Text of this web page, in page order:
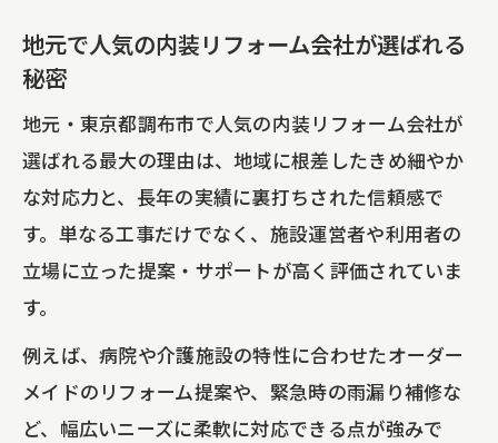
地元で人気の内装リフォーム会社が選ばれる
秘密
地元・東京都調布市で人気の内装リフォーム会社が
選ばれる最大の理由は、地域に根差したきめ細やか
な対応力と、長年の実績に裏打ちされた信頼感で
す。単なる工事だけでなく、施設運営者や利用者の
立場に立った提案・サポートが高く評価されていま
す。
例えば、病院や介護施設の特性に合わせたオーダー
メイドのリフォーム提案や、緊急時の雨漏り補修な
ど、幅広いニーズに柔軟に対応できる点が強みで